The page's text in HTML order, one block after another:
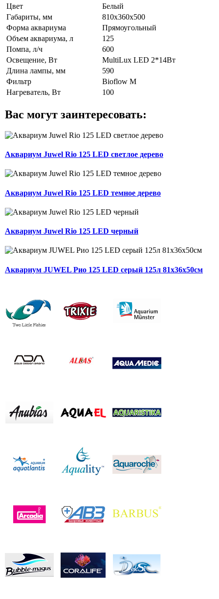
Цвет
Белый
Габариты, мм
810х360х500
Форма аквариума
Прямоугольный
Объем аквариума, л
125
Помпа, л/ч
600
Освещение, Вт
MultiLux LED 2*14Вт
Длина лампы, мм
590
Фильтр
Bioflow М
Нагреватель, Вт
100
Вас могут заинтересовать:
Аквариум Juwel Rio 125 LED светлое дерево
Аквариум Juwel Rio 125 LED темное дерево
Аквариум Juwel Rio 125 LED черный
Аквариум JUWEL Рио 125 LED серый 125л 81х36х50см